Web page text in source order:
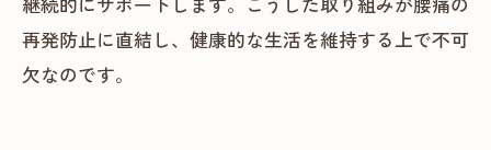
再発防止に直結し、健康的な生活を維持する上で不可
欠なのです。